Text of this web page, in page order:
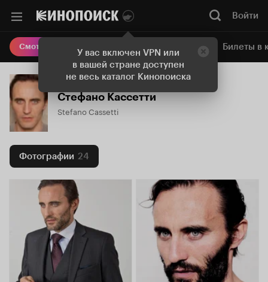
У вас включен VPN или
в вашей стране доступен
не весь каталог Кинопоиска
Войти
Смотреть кино Онлайн-кинотеатр Билеты в
Стефано Кассетти
Stefano Cassetti
Фотографии 24